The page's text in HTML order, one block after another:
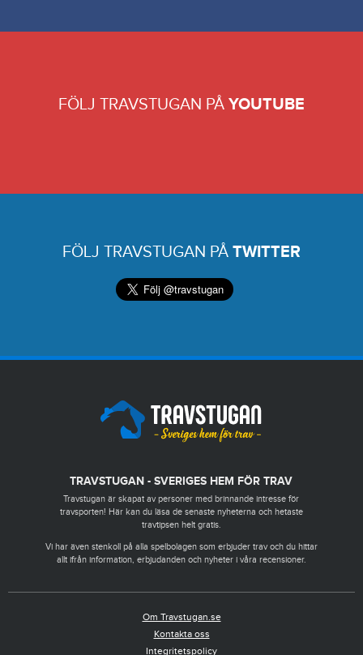
FÖLJ TRAVSTUGAN PÅ YOUTUBE
FÖLJ TRAVSTUGAN PÅ TWITTER
TRAVSTUGAN - SVERIGES HEM FÖR TRAV
Travstugan är skapat av personer med brinnande intresse för
travsporten! Här kan du läsa de senaste nyheterna och hetaste
travtipsen helt gratis.
Vi har även stenkoll på alla spelbolagen som erbjuder trav och du hittar
allt ifrån information, erbjudanden och nyheter i våra recensioner.
Om Travstugan.se
Kontakta oss
Integritetspolicy